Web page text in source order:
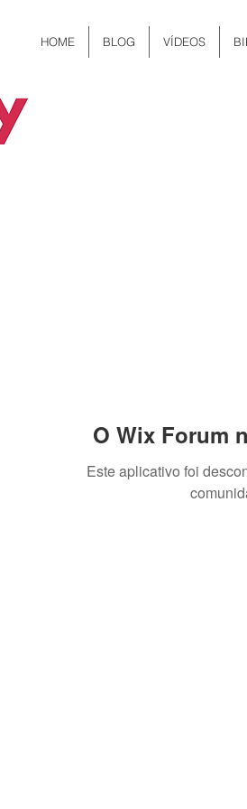
HOME BLOG VÍDEOS
O Wix Forum
Este aplicativo foi